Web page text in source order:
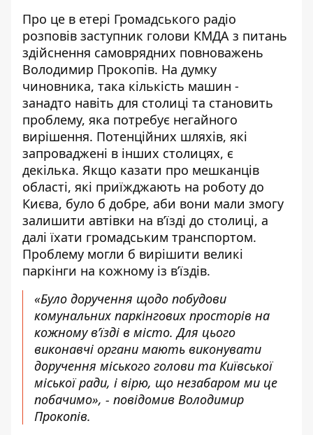
Про це в етері Громадського радіо
розповів заступник голови КМДА з питань
здійснення самоврядних повноважень
Володимир Прокопів. На думку
чиновника, така кількість машин -
занадто навіть для столиці та становить
проблему, яка потребує негайного
вирішення. Потенційних шляхів, які
запроваджені в інших столицях, є
декілька. Якщо казати про мешканців
області, які приїжджають на роботу до
Києва, було б добре, аби вони мали змогу
залишити автівки на в’їзді до столиці, а
далі їхати громадським транспортом.
Проблему могли б вирішити великі
паркінги на кожному із в’їздів.
«Було доручення щодо побудови
комунальних паркінгових просторів на
кожному в’їзді в місто. Для цього
виконавчі органи мають виконувати
доручення міського голови та Київської
міської ради, і вірю, що незабаром ми це
побачимо», - повідомив Володимир
Прокопів.